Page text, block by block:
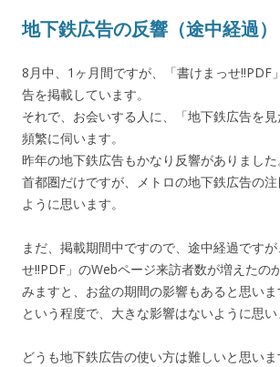
地下鉄広告の反響（途中経過）
8月中、1ヶ月間ですが、「書けまっせ!!PDF
告を掲載しています。
それで、お会いする人に、「地下鉄広告を
頻繁に伺います。
昨年の地下鉄広告もかなり反響がありました
首都圏だけですが、メトロの地下鉄広告の
ように思います。
まだ、掲載期間中ですので、途中経過です
せ!!PDF」のWebページ来訪者数が増えたの
みますと、お盆の期間の影響もあると思い
という程度で、大きな影響はないように思い
どうも地下鉄広告の使い方は難しいと思いま